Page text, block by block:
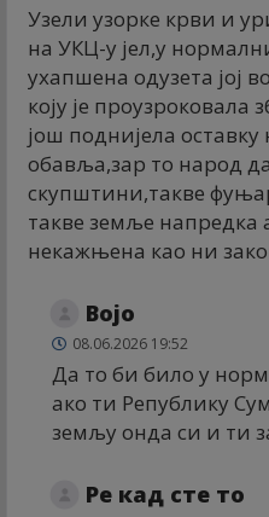
Узели узорке крви и
на УКЦ-у јел,у
ухапшена одузета јој
коју је проузроковала
још поднијела оставку
обавља,зар то народ
скупштини,такве
такве земље
некажњена као ни
Војо
08.06.2026 19:52
Да то би било у
ако ти Републику
земљу онда си и ти
Ре кад сте то